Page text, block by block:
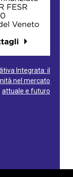
Integrata: il
nel mercato
attuale e futuro